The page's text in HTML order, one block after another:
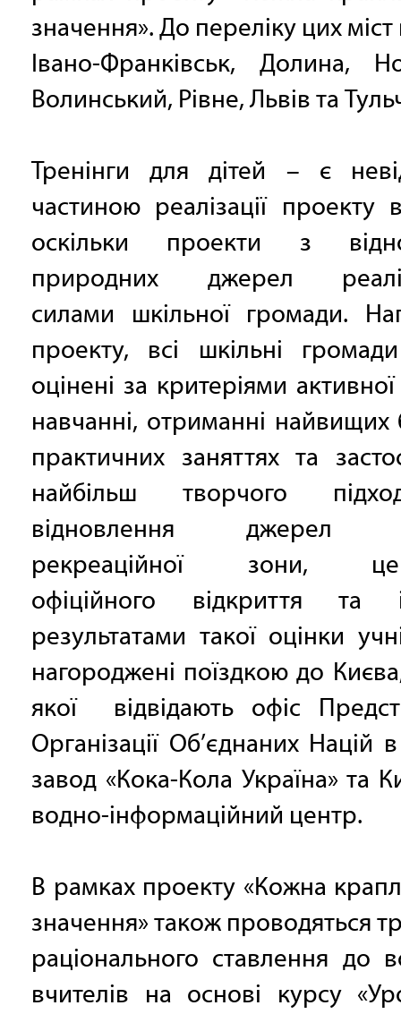
значення». До переліку цих міст
Івано-Франківськ, Долина,
Волинський, Рівне, Львів та
Тренінги для дітей – є
частиною реалізації проекту
оскільки проекти з
природних джерел
силами шкільної громади.
проекту, всі шкільні
оцінені за критеріями активної
навчанні, отриманні найвищих
практичних заняттях та
найбільш творчого
відновлення джерел
рекреаційної зони,
офіційного відкриття та
результатами такої оцінки
нагороджені поїздкою до
якої відвідають офіс
Організації Об’єднаних Націй в
завод «Кока-Кола Україна» та
водно-інформаційний центр.
В рамках проекту «Кожна
значення» також проводяться
раціонального ставлення до
вчителів на основі курсу